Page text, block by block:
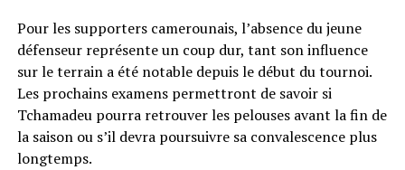
Pour les supporters camerounais, l’absence du jeune
défenseur représente un coup dur, tant son influence
sur le terrain a été notable depuis le début du tournoi.
Les prochains examens permettront de savoir si
Tchamadeu pourra retrouver les pelouses avant la fin de
la saison ou s’il devra poursuivre sa convalescence plus
longtemps.